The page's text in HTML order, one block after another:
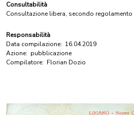
Consultabilità
Consultazione libera, secondo regolamento
Responsabilità
Data compilazione: 16.04.2019
Azione: pubblicazione
Compilatore: Florian Dozio